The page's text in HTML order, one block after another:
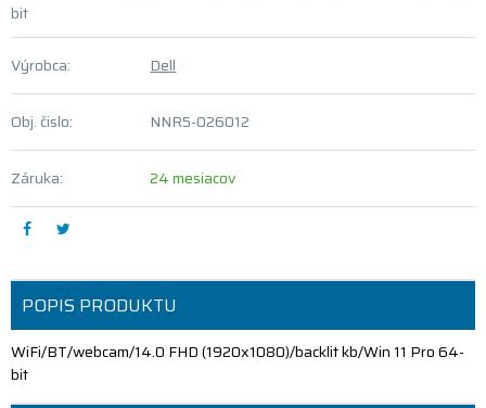
bit
Výrobca: Dell
Obj. čislo: NNR5-026012
Záruka: 24 mesiacov
POPIS PRODUKTU
WiFi/BT/webcam/14.0 FHD (1920x1080)/backlit kb/Win 11 Pro 64-
bit